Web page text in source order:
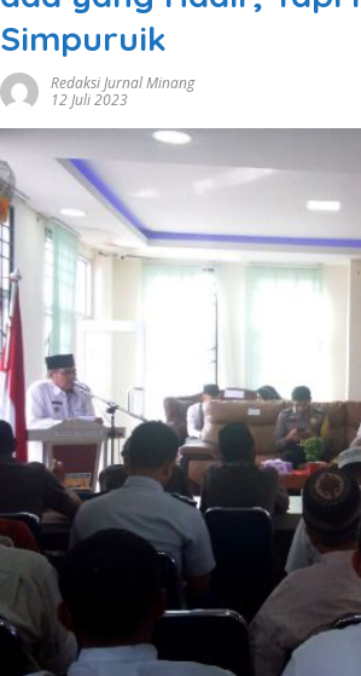
Simpuruik
Redaksi Jurnal Minang
12 Juli 2023